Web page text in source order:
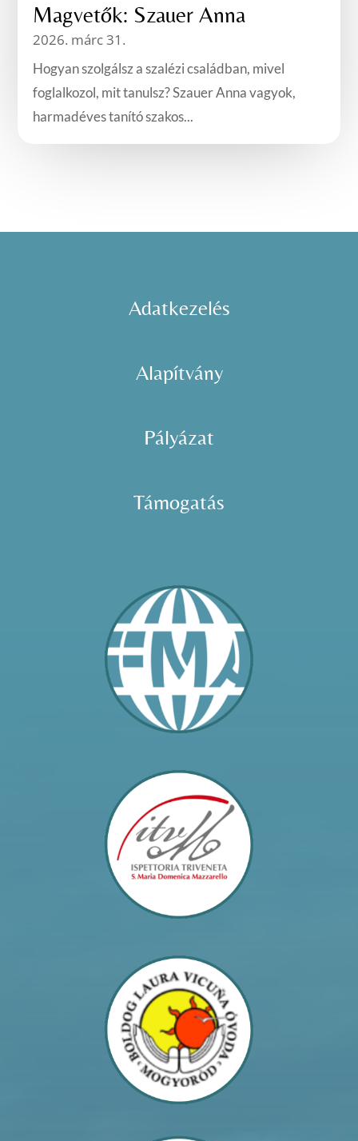
Magvetők: Szauer Anna
2026. márc 31.
Hogyan szolgálsz a szalézi családban, mivel
foglalkozol, mit tanulsz? Szauer Anna vagyok,
harmadéves tanító szakos...
Adatkezelés
Alapítvány
Pályázat
Támogatás